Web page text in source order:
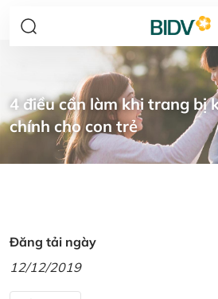
4 điều cần làm khi trang bị
chính cho con trẻ
Đăng tải ngày
12/12/2019